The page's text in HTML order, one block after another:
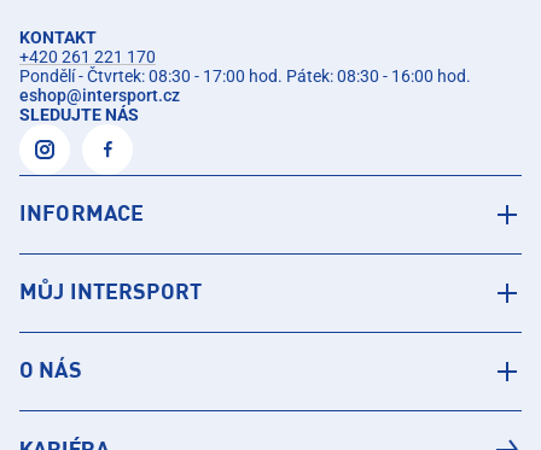
KONTAKT
+420 261 221 170
Pondělí - Čtvrtek: 08:30 - 17:00 hod. Pátek: 08:30 - 16:00 hod.
eshop@intersport.cz
SLEDUJTE NÁS
INFORMACE
MŮJ INTERSPORT
O NÁS